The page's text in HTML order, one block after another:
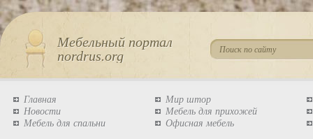
Мебельный портал
nordrus.org
Главная
Новости
Мебель для спальни
Мир штор
Мебель для прихожей
Офисная мебель